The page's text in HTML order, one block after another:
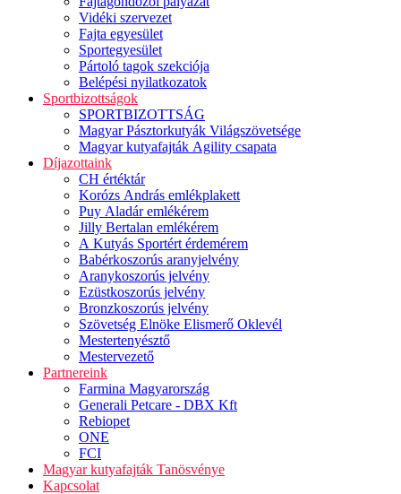
Vidéki szervezet
Fajta egyesület
Sportegyesület
Pártoló tagok szekciója
Belépési nyilatkozatok
Sportbizottságok
SPORTBIZOTTSÁG
Magyar Pásztorkutyák Világszövetsége
Magyar kutyafajták Agility csapata
Díjazottaink
CH értéktár
Korózs András emlékplakett
Puy Aladár emlékérem
Jilly Bertalan emlékérem
A Kutyás Sportért érdemérem
Babérkoszorús aranyjelvény
Aranykoszorús jelvény
Ezüstkoszorús jelvény
Bronzkoszorús jelvény
Szövetség Elnöke Elismerő Oklevél
Mestertenyésztő
Mestervezető
Partnereink
Farmina Magyarország
Generali Petcare - DBX Kft
Rebiopet
ONE
FCI
Magyar kutyafajták Tanösvénye
Kapcsolat